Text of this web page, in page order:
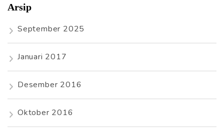
Arsip
September 2025
Januari 2017
Desember 2016
Oktober 2016